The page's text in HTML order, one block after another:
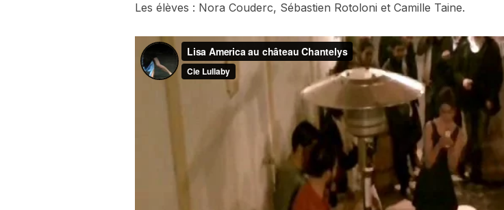
Les élèves : Nora Couderc, Sébastien Rotoloni et Camille Taine.